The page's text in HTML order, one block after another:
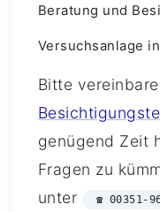
Beratung und
Versuchsanlage
Bitte
genügend Zeit
Fragen zu
unter
☎ 00351-